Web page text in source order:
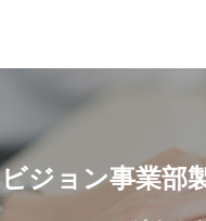
ビジョン事業部